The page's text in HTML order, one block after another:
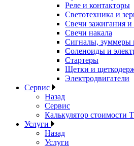
Реле и контакторы
Светотехника и
Свечи зажигания
Свечи накала
Сигналы, зуммеры
Соленоиды и
Стартеры
Щетки и
Электродвигатели
Сервис
Назад
Сервис
Калькулятор стоимости
Услуги
Назад
Услуги